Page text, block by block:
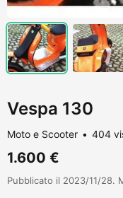
Vespa 130
Moto e Scooter 404
1.600 €
Pubblicato il 2023/11/28.